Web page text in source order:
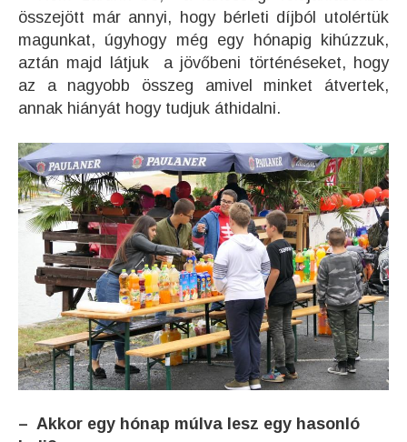
összejött már annyi, hogy bérleti díjból utolértük
magunkat, úgyhogy még egy hónapig kihúzzuk,
aztán majd látjuk a jövőbeni történéseket, hogy
az a nagyobb összeg amivel minket átvertek,
annak hiányát hogy tudjuk áthidalni.
– Akkor egy hónap múlva lesz egy hasonló